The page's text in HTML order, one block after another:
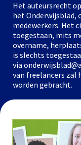
Het auteursrecht
het Onderwijsblad,
medewerkers. Het
toegestaan, mits
overname,
is slechts
via
van freelancers zal
worden gebracht.